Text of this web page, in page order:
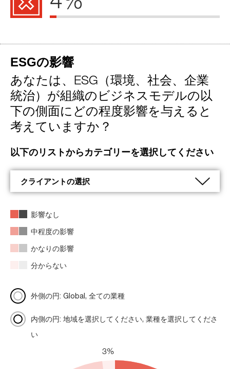
ESGの影響
あなたは、ESG（環境、社会、企業
統治）が組織のビジネスモデルの以
下の側面にどの程度影響を与えると
考えていますか？
以下のリストからカテゴリーを選択してください
影響なし
中程度の影響
かなりの影響
分からない
外側の円: Global, 全ての業種
内側の円: 地域を選択してください, 業種を選択してくださ
い
3%